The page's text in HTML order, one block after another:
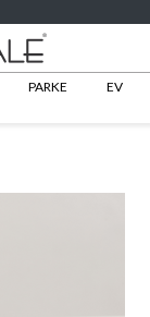
PARKE
EV